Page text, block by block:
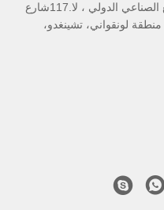
لا، لا، لا5، المبنى 11 ، ميناء جونينغ الصناعي الدولي ، لا.117شارع